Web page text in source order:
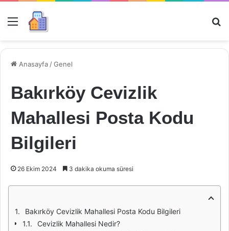
Menü
Anasayfa /Genel
Bakırköy Cevizlik
Mahallesi Posta Kodu
Bilgileri
26 Ekim 2024 3 dakika okuma süresi
Bakırköy Cevizlik Mahallesi Posta Kodu Bilgileri
Cevizlik Mahallesi Nedir?